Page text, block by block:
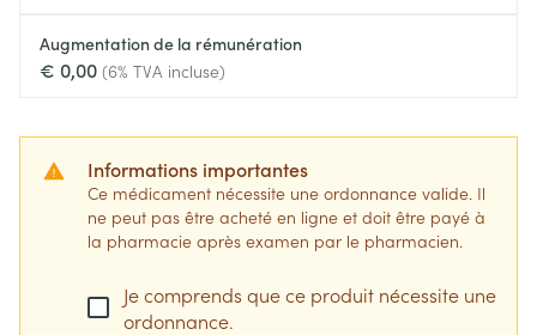
Augmentation de la rémunération
€ 0,00 (6% TVA incluse)
Informations importantes
Ce médicament nécessite une ordonnance valide. Il
ne peut pas être acheté en ligne et doit être payé à
la pharmacie après examen par le pharmacien.
Je comprends que ce produit nécessite une
ordonnance.